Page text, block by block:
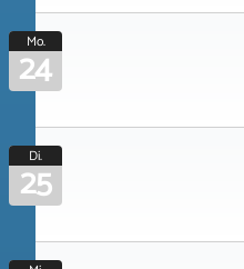
Mo.
24
Di.
25